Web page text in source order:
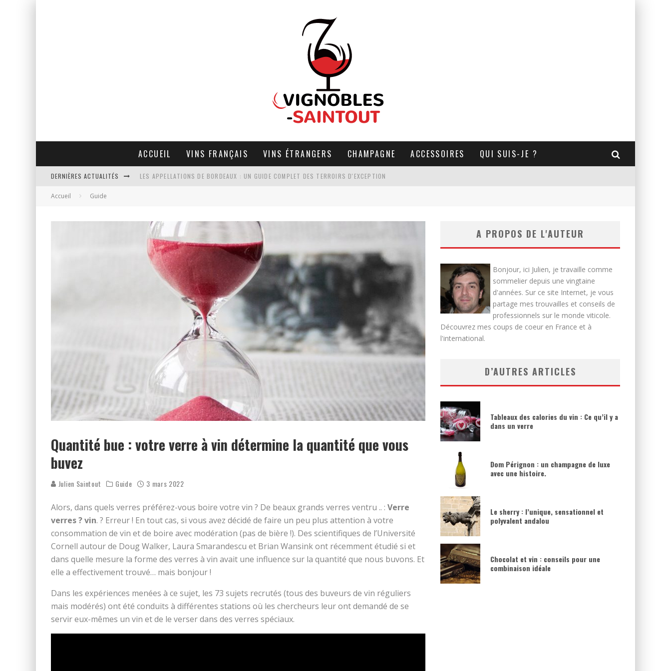
ACCUEIL VINS FRANÇAIS VINS ÉTRANGERS CHAMPAGNE ACCESSOIRES QUI SUIS-JE ?
DERNIÈRES ACTUALITÉS LES APPELLATIONS DE BORDEAUX : UN GUIDE COMPLET DES TERROIRS D'EXCEPTION
CHAMPAGNE BRUT, EXTRA BRUT, DEMI-SEC : COMMENT CHOISIR LE DOSAGE IDÉAL ?
Accueil Guide
Quantité bue : votre verre à vin détermine la quantité que vous
buvez
Julien Saintout Guide 3 mars 2022
Alors, dans quels verres préférez-vous boire votre vin ? De beaux grands verres ventru .. : Verre
verres ? vin. ? Erreur ! En tout cas, si vous avez décidé de faire un peu plus attention à votre
consommation de vin et de boire avec modération (pas de bière !). Des scientifiques de l’Université
Cornell autour de Doug Walker, Laura Smarandescu et Brian Wansink ont récemment étudié si et
dans quelle mesure la forme des verres à vin avait une influence sur la quantité que nous buvons. Et
elle a effectivement trouvé… mais bonjour !
Dans les expériences menées à ce sujet, les 73 sujets recrutés (tous des buveurs de vin réguliers
mais modérés) ont été conduits à différentes stations où les chercheurs leur ont demandé de se
servir eux-mêmes un vin et de le verser dans des verres spéciaux.
A PROPOS DE L'AUTEUR
Bonjour, ici Julien, je travaille comme
sommelier depuis une vingtaine
d'années. Sur ce site Internet, je vous
partage mes trouvailles et conseils de
professionnels sur le monde viticole.
Découvrez mes coups de coeur en France et à
l'international.
D’AUTRES ARTICLES
Tableaux des calories du vin : Ce qu’il y a
dans un verre
Dom Pérignon : un champagne de luxe
avec une histoire.
Le sherry : l’unique, sensationnel et
polyvalent andalou
Chocolat et vin : conseils pour une
combinaison idéale